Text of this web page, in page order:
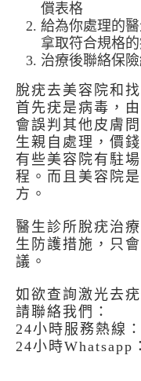
償表格
給為你處理的
拿取符合規格
治療後聯絡保
脫疣去美容院和
首先疣是病毒，
會誤判其他皮膚
生親自處理，價
有些美容院有駐
程。而且美容院
方。
醫生診所脫疣治
生防護措施，只
議。
如欲查詢激光去
請聯絡我們：
24小時服務熱線
24小時Whatsapp